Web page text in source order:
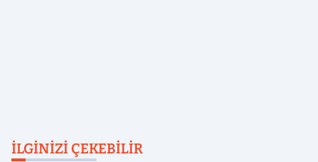
İLGINIZI ÇEKEBILIR